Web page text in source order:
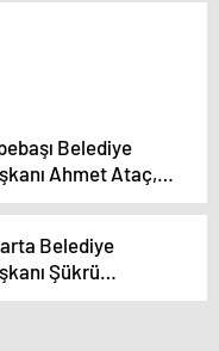
merkezi açtı
Belediye
Ahmet Ataç,
Ünlüce ile Dernek
Belediye
Şükrü
ASKON İl